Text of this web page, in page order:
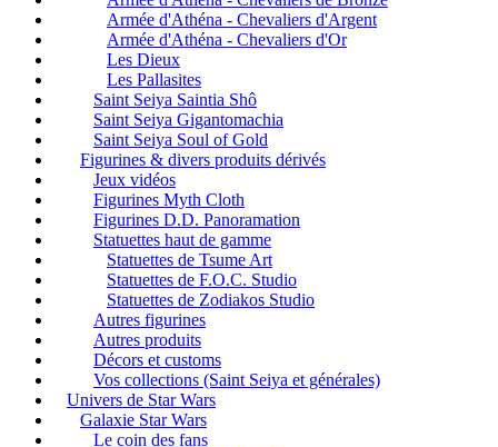
Armée d'Athéna - Chevaliers d'Argent
Armée d'Athéna - Chevaliers d'Or
Les Dieux
Les Pallasites
Saint Seiya Saintia Shô
Saint Seiya Gigantomachia
Saint Seiya Soul of Gold
Figurines & divers produits dérivés
Jeux vidéos
Figurines Myth Cloth
Figurines D.D. Panoramation
Statuettes haut de gamme
Statuettes de Tsume Art
Statuettes de F.O.C. Studio
Statuettes de Zodiakos Studio
Autres figurines
Autres produits
Décors et customs
Vos collections (Saint Seiya et générales)
Univers de Star Wars
Galaxie Star Wars
Le coin des fans